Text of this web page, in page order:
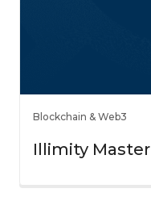
Blockchain & Web3
Illimity Master